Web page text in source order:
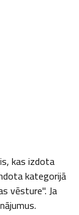
kas izdota
kategorijā
vēsture". Ja